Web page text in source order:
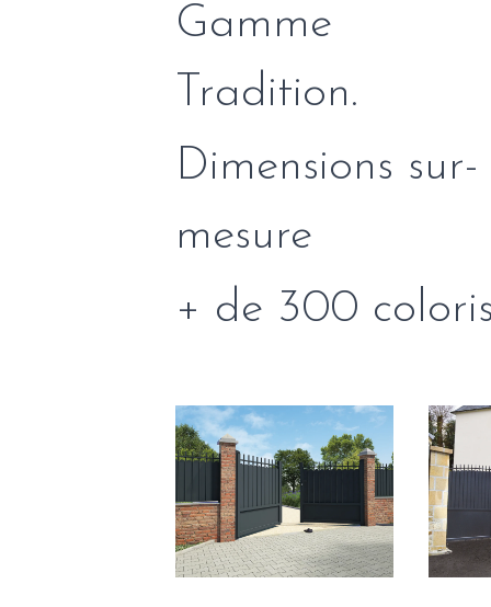
Gamme
Tradition.
Dimensions sur-
mesure
+ de 300